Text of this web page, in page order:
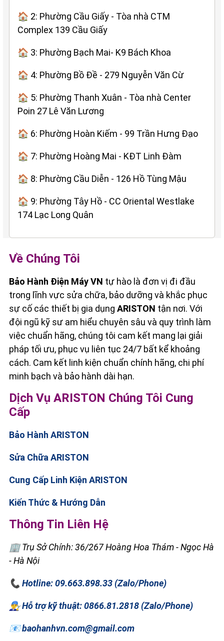
🏠 2: Phường Cầu Giấy - Tòa nhà CTM
Complex 139 Cầu Giấy
🏠 3: Phường Bạch Mai- K9 Bách Khoa
🏠 4: Phường Bồ Đề - 279 Nguyễn Văn Cừ
🏠 5: Phường Thanh Xuân - Tòa nhà Center
Poin 27 Lê Văn Lương
🏠 6: Phường Hoàn Kiếm - 99 Trần Hưng Đạo
🏠 7: Phường Hoàng Mai - KĐT Linh Đàm
🏠 8: Phường Cầu Diễn - 126 Hồ Tùng Mậu
🏠 9: Phường Tây Hồ - CC Oriental Westlake
174 Lạc Long Quân
Về Chúng Tôi
Bảo Hành Điện Máy VN tự hào là đơn vị đi đầu
trong lĩnh vực sửa chữa, bảo dưỡng và khắc phục
sự cố các thiết bị gia dụng ARISTON tận nơi. Với
đội ngũ kỹ sư am hiểu chuyên sâu và quy trình làm
việc chuẩn hãng, chúng tôi cam kết mang lại giải
pháp tối ưu, phục vụ liên tục 24/7 bất kể khoảng
cách. Cam kết linh kiện chuẩn chính hãng, chi phí
minh bạch và bảo hành dài hạn.
Dịch Vụ ARISTON Chúng Tôi Cung
Cấp
Bảo Hành ARISTON
Sửa Chữa ARISTON
Cung Cấp Linh Kiện ARISTON
Kiến Thức & Hướng Dẫn
Thông Tin Liên Hệ
🏢 Trụ Sở Chính: 36/267 Hoàng Hoa Thám - Ngọc Hà
- Hà Nội
📞 Hotline: 09.663.898.33 (Zalo/Phone)
👨‍🔧 Hỗ trợ kỹ thuật: 0866.81.2818 (Zalo/Phone)
📧 baohanhvn.com@gmail.com